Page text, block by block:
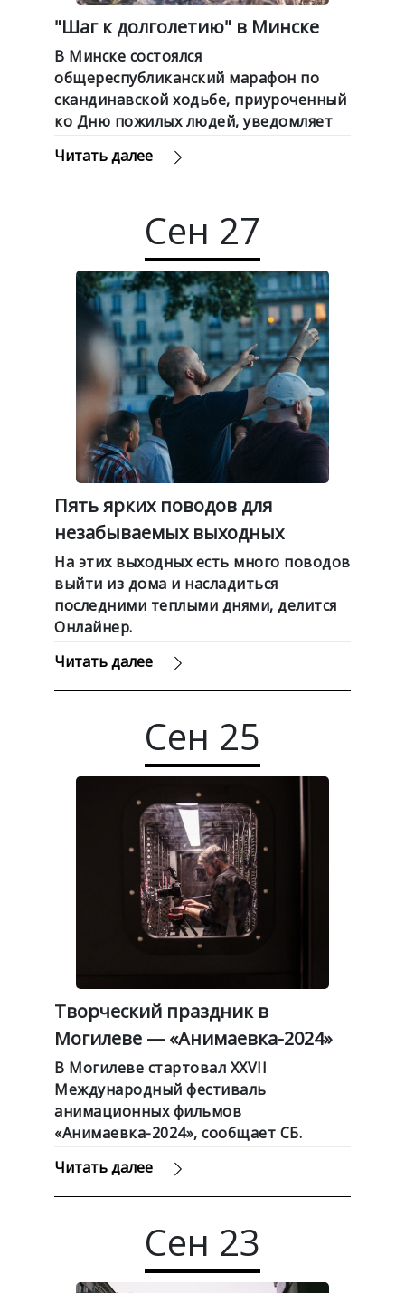
"Шаг к долголетию" в Минске
В Минске состоялся
общереспубликанский марафон по
скандинавской ходьбе, приуроченный
ко Дню пожилых людей, уведомляет
Читать далее
Сен 27
Пять ярких поводов для
незабываемых выходных
На этих выходных есть много поводов
выйти из дома и насладиться
последними теплыми днями, делится
Онлайнер.
Читать далее
Сен 25
Творческий праздник в
Могилеве — «Анимаевка-2024»
В Могилеве стартовал XXVII
Международный фестиваль
анимационных фильмов
«Анимаевка-2024», сообщает СБ.
Читать далее
Сен 23